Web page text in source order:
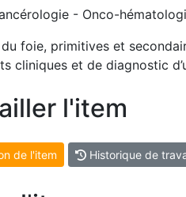
- Onco-
du foie, primitives et
cliniques et de diagnostic
l'item
de l'item Historique de